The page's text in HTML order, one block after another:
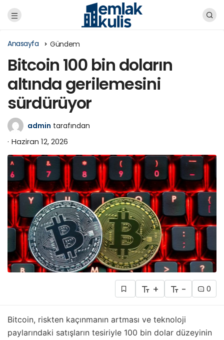
Anasayfa Gündem
Bitcoin 100 bin doların
altında gerilemesini
sürdürüyor
admin tarafından
Haziran 12, 2026
+ - 0
Bitcoin, riskten kaçınmanın artması ve teknoloji
paylarındaki satışların tesiriyle 100 bin dolar düzeyinin